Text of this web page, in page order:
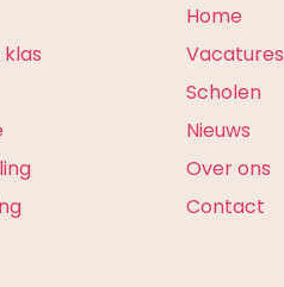
Home
Vacatures
Scholen
Nieuws
Over ons
Contact